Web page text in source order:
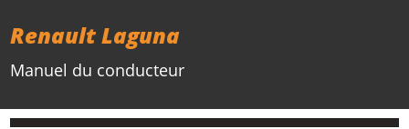
Renault Laguna
Manuel du conducteur